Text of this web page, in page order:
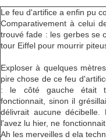
Le feu d'artifice a enfin pu
Comparativement à celui
trouvé fade : les gerbes se
tour Eiffel pour mourrir
Exploser à quelques
pire chose de ce feu
: le côté gauche était
fonctionnait, sinon il
délivrait aucune
l'avez lu hier, ne
Ah les merveilles d ela